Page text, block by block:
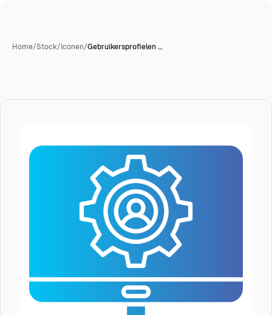
Home/Stock/Iconen/Gebruikersprofielen …